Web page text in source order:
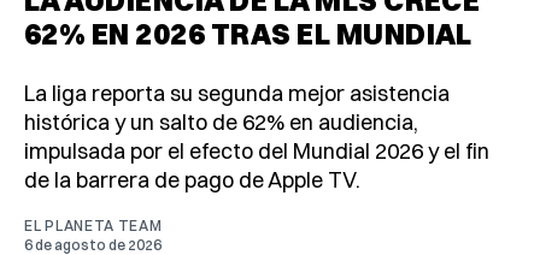
62% EN 2026 TRAS EL MUNDIAL
La liga reporta su segunda mejor asistencia
histórica y un salto de 62% en audiencia,
impulsada por el efecto del Mundial 2026 y el fin
de la barrera de pago de Apple TV.
EL PLANETA TEAM
6 de agosto de 2026